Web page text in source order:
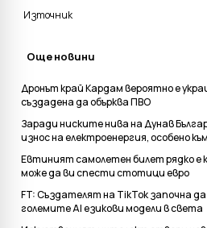
Източник
Още новини
Дронът край Кардам вероятно е
създадена да обърква ПВО
Заради ниските нива на Дунав
износ на електроенергия, особено
Евтиният самолетен билет рядко
може да ви спести стотици евро
FT: Създателят на TikTok започна
големите AI езикови модели в света